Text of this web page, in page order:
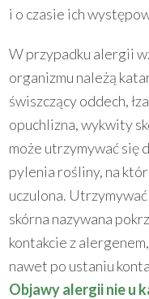
i o czasie ich
W przypadku alergii
organizmu należą
świszczący oddech,
opuchlizna, wykwity
może utrzymywać się
pylenia rośliny, na
uczulona.
skórna nazywana
kontakcie z
nawet po ustaniu
Objawy alergii nie u